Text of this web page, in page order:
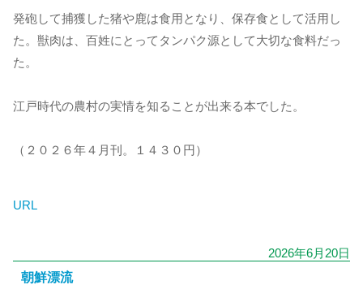
発砲して捕獲した猪や鹿は食用となり、保存食として活用し
た。獣肉は、百姓にとってタンパク源として大切な食料だっ
た。
江戸時代の農村の実情を知ることが出来る本でした。
（２０２６年４月刊。１４３０円）
URL
2026年6月20日
朝鮮漂流